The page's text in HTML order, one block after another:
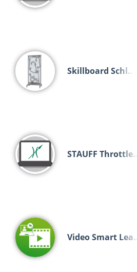
Skillboard Schl…
STAUFF Throttle…
Video Smart Lea…